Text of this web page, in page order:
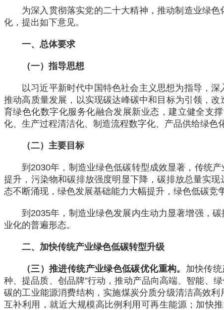
为深入贯彻落实党的二十大精神，推动制造业绿
化，提出如下意见。
一、总体要求
（一）指导思想
以习近平新时代中国特色社会主义思想为指导，
推动高质量发展，以实现碳达峰碳中和目标为引领，
育绿色化数字化服务化融合发展新业态，建立健全支
化、生产过程清洁化、制造流程数字化、产品供给绿色
（二）主要目标
到2030年，制造业绿色低碳转型成效显著，传统
提升，污染物和碳排放强度明显下降，碳排放总量实
态不断涌现，绿色发展基础能力大幅提升，绿色低碳竞
到2035年，制造业绿色发展内生动力显著增强，
业化的普遍形态。
二、加快传统产业绿色低碳转型升级
（三）推进传统产业绿色低碳优化重构。 加快传
种、提品质、创品牌”行动，推动产品向高端、智能、
碳的工业能源消费结构，实施煤炭分质分级清洁高效
互补利用，就近大规模高比例利用可再生能源；加快